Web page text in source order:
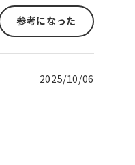
参考になった
2025/10/06